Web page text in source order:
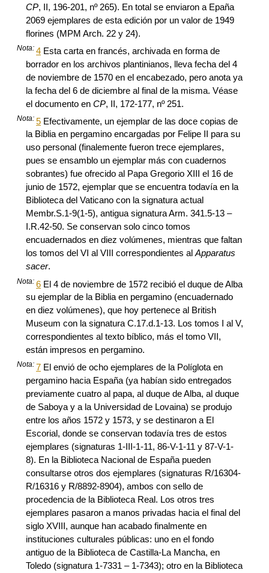
CP, II, 196-201, nº 265). En total se enviaron a Epaña
2069 ejemplares de esta edición por un valor de 1949
florines (MPM Arch. 22 y 24).
Nota: 4 Esta carta en francés, archivada en forma de
borrador en los archivos plantinianos, lleva fecha del 4
de noviembre de 1570 en el encabezado, pero anota ya
la fecha del 6 de diciembre al final de la misma. Véase
el documento en CP, II, 172-177, nº 251.
Nota: 5 Efectivamente, un ejemplar de las doce copias de
la Biblia en pergamino encargadas por Felipe II para su
uso personal (finalemente fueron trece ejemplares,
pues se ensamblo un ejemplar más con cuadernos
sobrantes) fue ofrecido al Papa Gregorio XIII el 16 de
junio de 1572, ejemplar que se encuentra todavía en la
Biblioteca del Vaticano con la signatura actual
Membr.S.1-9(1-5), antigua signatura Arm. 341.5-13 –
I.R.42-50. Se conservan solo cinco tomos
encuadernados en diez volúmenes, mientras que faltan
los tomos del VI al VIII correspondientes alApparatus
sacer.
Nota: 6 El 4 de noviembre de 1572 recibió el duque de Alba
su ejemplar de la Biblia en pergamino (encuadernado
en diez volúmenes), que hoy pertenece al British
Museum con la signatura C.17.d.1-13. Los tomos I al V,
correspondientes al texto bíblico, más el tomo VII,
están impresos en pergamino.
Nota:7 El envió de ocho ejemplares de la Políglota en
pergamino hacia España (ya habían sido entregados
previamente cuatro al papa, al duque de Alba, al duque
de Saboya y a la Universidad de Lovaina) se produjo
entre los años 1572 y 1573, y se destinaron a El
Escorial, donde se conservan todavía tres de estos
ejemplares (signaturas 1-III-1-11, 86-V-1-11 y 87-V-1-
8). En la Biblioteca Nacional de España pueden
consultarse otros dos ejemplares (signaturas R/16304-
R/16316 y R/8892-8904), ambos con sello de
procedencia de la Biblioteca Real. Los otros tres
ejemplares pasaron a manos privadas hacia el final del
siglo XVIII, aunque han acabado finalmente en
instituciones culturales públicas: uno en el fondo
antiguo de la Biblioteca de Castilla-La Mancha, en
Toledo (signatura 1-7331 – 1-7343); otro en la Biblioteca